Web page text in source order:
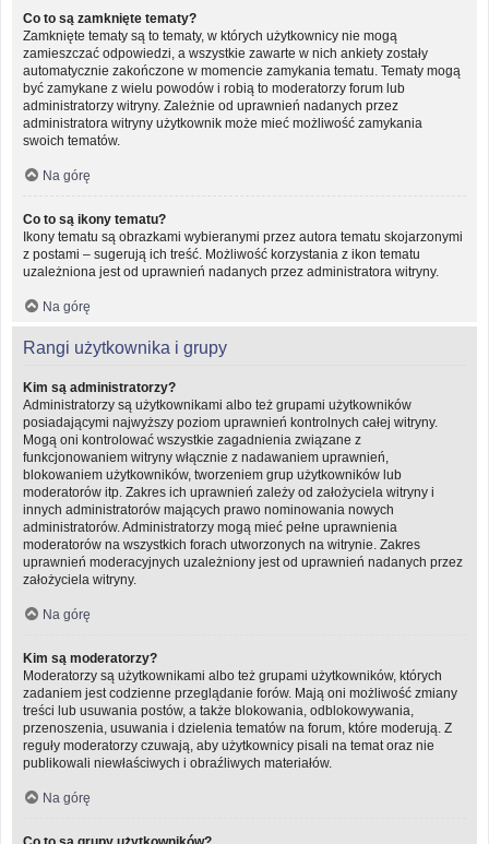
Co to są zamknięte tematy?
Zamknięte tematy są to tematy, w których użytkownicy nie mogą
zamieszczać odpowiedzi, a wszystkie zawarte w nich ankiety zostały
automatycznie zakończone w momencie zamykania tematu. Tematy mogą
być zamykane z wielu powodów i robią to moderatorzy forum lub
administratorzy witryny. Zależnie od uprawnień nadanych przez
administratora witryny użytkownik może mieć możliwość zamykania
swoich tematów.
Na górę
Co to są ikony tematu?
Ikony tematu są obrazkami wybieranymi przez autora tematu skojarzonymi
z postami – sugerują ich treść. Możliwość korzystania z ikon tematu
uzależniona jest od uprawnień nadanych przez administratora witryny.
Na górę
Rangi użytkownika i grupy
Kim są administratorzy?
Administratorzy są użytkownikami albo też grupami użytkowników
posiadającymi najwyższy poziom uprawnień kontrolnych całej witryny.
Mogą oni kontrolować wszystkie zagadnienia związane z
funkcjonowaniem witryny włącznie z nadawaniem uprawnień,
blokowaniem użytkowników, tworzeniem grup użytkowników lub
moderatorów itp. Zakres ich uprawnień zależy od założyciela witryny i
innych administratorów mających prawo nominowania nowych
administratorów. Administratorzy mogą mieć pełne uprawnienia
moderatorów na wszystkich forach utworzonych na witrynie. Zakres
uprawnień moderacyjnych uzależniony jest od uprawnień nadanych przez
założyciela witryny.
Na górę
Kim są moderatorzy?
Moderatorzy są użytkownikami albo też grupami użytkowników, których
zadaniem jest codzienne przeglądanie forów. Mają oni możliwość zmiany
treści lub usuwania postów, a także blokowania, odblokowywania,
przenoszenia, usuwania i dzielenia tematów na forum, które moderują. Z
reguły moderatorzy czuwają, aby użytkownicy pisali na temat oraz nie
publikowali niewłaściwych i obraźliwych materiałów.
Na górę